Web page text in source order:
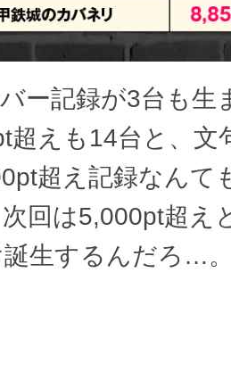
ー記録が3台も生
超えも14台と、文
超え記録なんて
回は5,000pt超え
誕生するんだろ…